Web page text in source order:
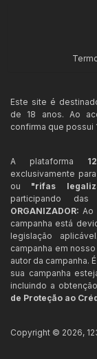
Este site é
de 18 anos. Ao
confirma que possui
A plataforma
exclusivamente
ou "rifas
participando
ORGANIZADOR: Ao
campanha está
legislação
campanha em
autor da campanha.
sua campanha
incluindo a
de Proteção ao
Copyright © 2026,